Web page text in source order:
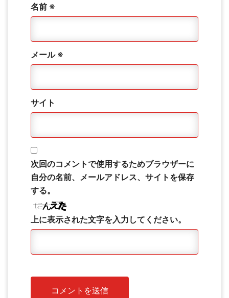
名前 ※
メール ※
サイト
次回のコメントで使用するためブラウザーに
自分の名前、メールアドレス、サイトを保存
する。
上に表示された文字を入力してください。